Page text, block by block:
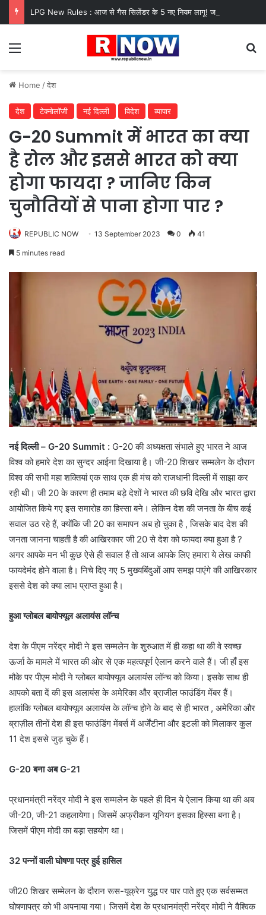
Menu
Home /देश
देश टेक्नोलॉजी नई दिल्ली विदेश व्यापार
G-20 Summit में भारत का क्या
है रोल और इससे भारत को क्या
होगा फायदा ? जानिए किन
चुनौतियों से पाना होगा पार ?
REPUBLIC NOW 13 September 2023 0 41
5 minutes read
नई दिल्ली – G-20 Summit : G-20 की अध्यक्षता संभाले हुए भारत ने आज
विश्व को हमारे देश का सुन्दर आईना दिखाया है। जी-20 शिखर सम्मलेन के दौरान
विश्व की सभी महा शक्तियां एक साथ एक ही मंच को राजधानी दिल्ली में साझा कर
रही थी। जी 20 के कारण ही तमाम बड़े देशों ने भारत की छवि देखि और भारत द्वारा
आयोजित किये गए इस समारोह का हिस्सा बने। लेकिन देश की जनता के बीच कई
सवाल उठ रहे हैं, क्योंकि जी 20 का समापन अब हो चुका है , जिसके बाद देश की
जनता जानना चाहती है की आखिरकार जी 20 से देश को फायदा क्या हुआ है ?
अगर आपके मन भी कुछ ऐसे ही सवाल हैं तो आज आपके लिए हमारा ये लेख काफी
फायदेमंद होने वाला है। निचे दिए गए 5 मुख्यबिंदुओं आप समझ पाएंगे की आखिरकार
इससे देश को क्या लाभ प्राप्त हुआ है।
हुआ ग्लोबल बायोफ्यूल अलायंस लॉन्च
देश के पीएम नरेंद्र मोदी ने इस सम्मलेन के शुरुआत में ही कहा था की वे स्वच्छ
ऊर्जा के मामले में भारत की ओर से एक महत्वपूर्ण ऐलान करने वाले हैं। जी हाँ इस
मौके पर पीएम मोदी ने ग्लोबल बायोफ्यूल अलायंस लॉन्च को किया। इसके साथ ही
आपको बता दें की इस अलायंस के अमेरिका और ब्राजील फाउंडिंग मेंबर हैं।
हालांकि ग्लोबल बायोफ्यूल अलायंस के लॉन्च होने के बाद से ही भारत , अमेरिका और
ब्राज़ील तीनों देश ही इस फाउंडिंग मेंबर्स में अर्जेंटीना और इटली को मिलाकर कुल
11 देश इससे जुड़ चुके हैं।
G-20 बना अब G-21
प्रधानमंत्री नरेंद्र मोदी ने इस सम्मलेन के पहले ही दिन ये ऐलान किया था की अब
जी-20, जी-21 कहलायेगा। जिसमें अफ्रीकन यूनियन इसका हिस्सा बना है।
जिसमें पीएम मोदी का बड़ा सहयोग था।
32 पन्नों वाली घोषणा पत्र हुई हासिल
जी20 शिखर सम्मेलन के दौरान रूस-यूक्रेन युद्ध पर पार पाते हुए एक सर्वसम्मत
घोषणापत्र को भी अपनाया गया। जिसमें देश के प्रधानमंत्री नरेंद्र मोदी ने वैश्विक